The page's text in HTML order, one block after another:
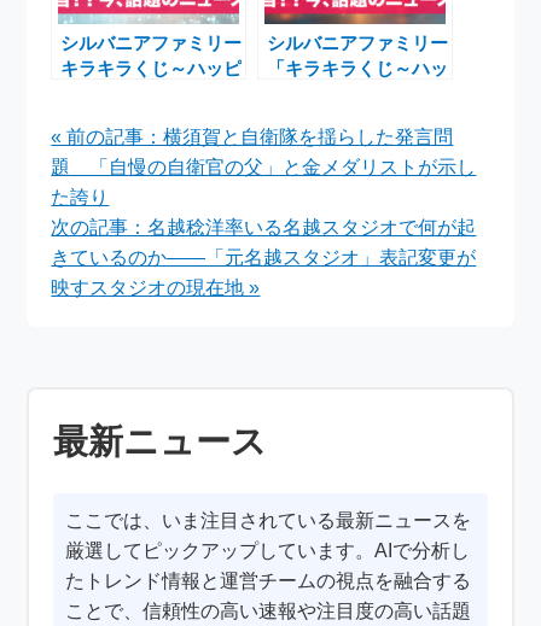
シルバニアファミリー
キラキラくじ～ハッピ
発売決定！
シルバニアファミリー
「キラキラくじ～ハッ
とラインアップを徹底
解説
« 前の記事：横須賀と自衛隊を揺らした発言問
題 「自慢の自衛官の父」と金メダリストが示し
た誇り
次の記事：名越稔洋率いる名越スタジオで何が起
きているのか――「元名越スタジオ」表記変更が
映すスタジオの現在地 »
最新ニュース
ここでは、いま注目されている最新ニュースを
厳選してピックアップしています。AIで分析し
たトレンド情報と運営チームの視点を融合する
ことで、信頼性の高い速報や注目度の高い話題